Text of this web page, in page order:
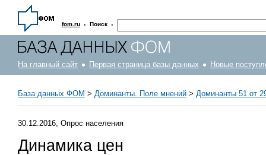
fom.ru · Поиск ·
На главный сайт Первая страница базы данных Новые
База данных ФОМ > Доминанты. Поле мнений > Доминанты 51 от
30.12.2016, Опрос населения
Динамика цен